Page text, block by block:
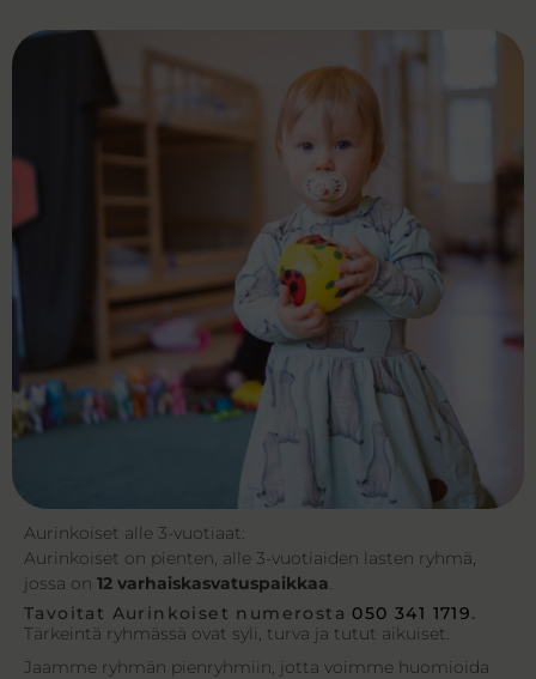
Aurinkoiset alle 3-vuotiaat:
Aurinkoiset on pienten, alle 3-vuotiaiden lasten ryhmä,
jossa on 12 varhaiskasvatuspaikkaa.
Tavoitat Aurinkoiset numerosta 050 341 1719.
Tärkeintä ryhmässä ovat syli, turva ja tutut aikuiset.
Jaamme ryhmän pienryhmiin, jotta voimme huomioida